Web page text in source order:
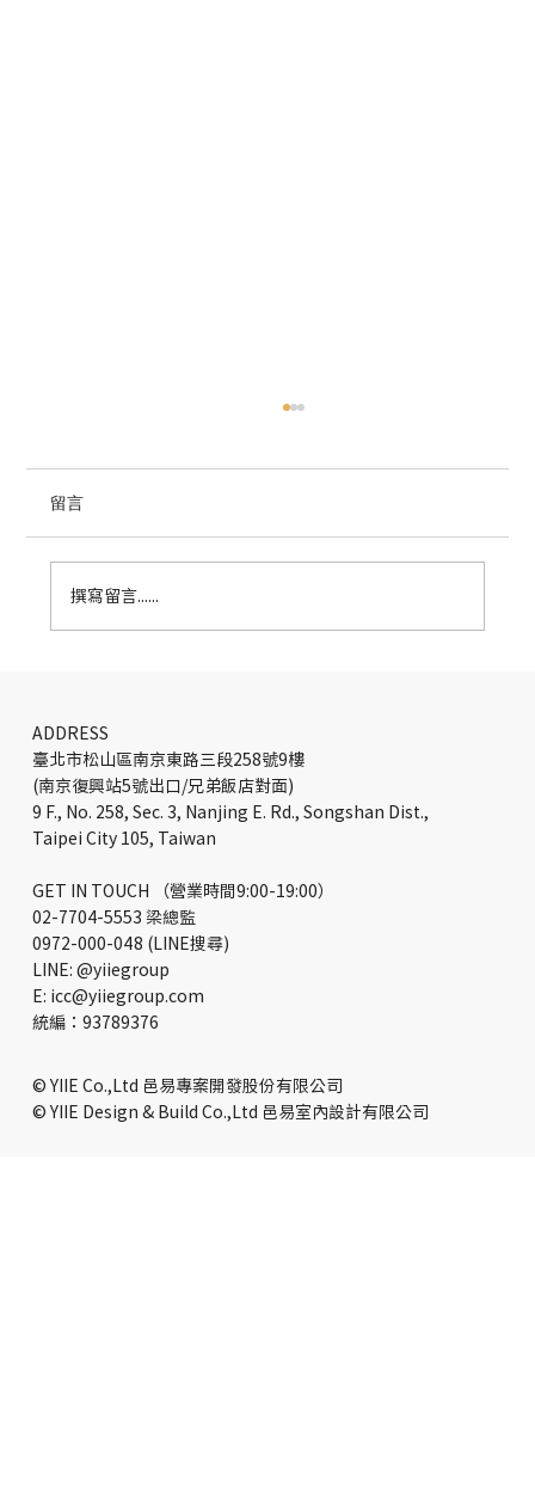
美學與品牌識別的高效能職場實踐
留言
撰寫留言......
ADDRESS
臺北市松山區南京東路三段258號9樓
(南京復興站5號出口/兄弟飯店對面)
9 F., No. 258, Sec. 3, Nanjing E. Rd., Songshan Dist.,
Taipei City 105, Taiwan
GET IN TOUCH （營業時間9:00-19:00）
02-7704-5553 梁總監
0972-000-048 (LINE搜尋)
LINE: @yiiegroup
E: icc@yiiegroup.com
​統編：93789376
© YIIE Co.,Ltd 邑易專案開發股份有限公司
© YIIE Design & Build Co.,Ltd 邑易室內設計有限公司